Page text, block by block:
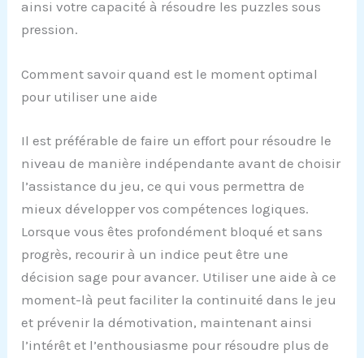
ainsi votre capacité à résoudre les puzzles sous
pression.
Comment savoir quand est le moment optimal
pour utiliser une aide
Il est préférable de faire un effort pour résoudre le
niveau de manière indépendante avant de choisir
l’assistance du jeu, ce qui vous permettra de
mieux développer vos compétences logiques.
Lorsque vous êtes profondément bloqué et sans
progrès, recourir à un indice peut être une
décision sage pour avancer. Utiliser une aide à ce
moment-là peut faciliter la continuité dans le jeu
et prévenir la démotivation, maintenant ainsi
l’intérêt et l’enthousiasme pour résoudre plus de